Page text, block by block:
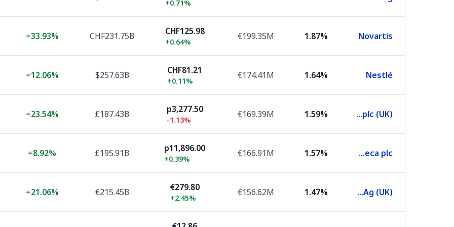
+0.71%
Novartis
1.87%
€199.35M
CHF125.98
+0.64%
CHF231.75B
+33.93%
Nestlé
1.64%
€174.41M
CHF81.21
+0.11%
$257.63B
+12.06%
Shell plc (UK)
1.59%
€169.39M
p3,277.50
-1.13%
£187.43B
+23.54%
AstraZeneca plc
1.57%
€166.91M
p11,896.00
+0.39%
£195.91B
+8.92%
Siemens Ag (UK)
1.47%
€156.62M
€279.80
+2.45%
€215.45B
+21.06%